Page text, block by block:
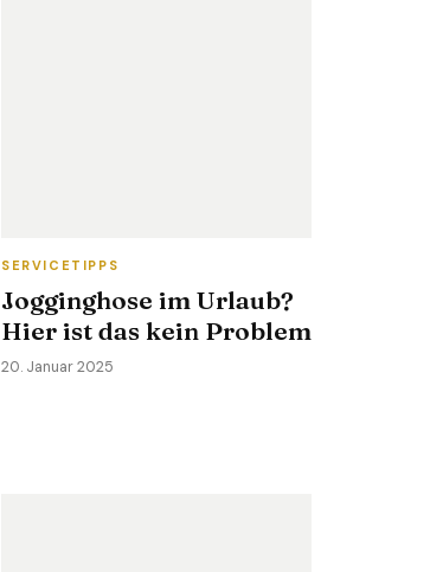
SERVICETIPPS
Jogginghose im Urlaub?
Hier ist das kein Problem
20. Januar 2025